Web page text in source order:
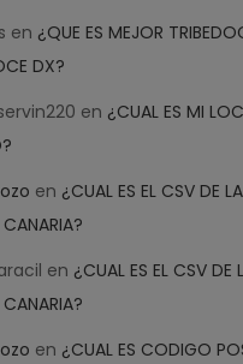
en ¿QUE ES MEJOR
DX?
en ¿CUAL ES MI
en ¿CUAL ES EL CSV DE
en ¿CUAL ES EL CSV DE
en ¿CUAL ES CODIGO